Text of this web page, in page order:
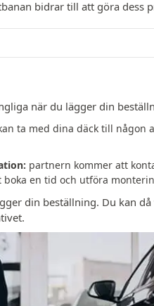
bidrar till att göra dess
när du lägger din
ta med dina däck till någon
partnern kommer att
en tid och utföra
din beställning. Du kan